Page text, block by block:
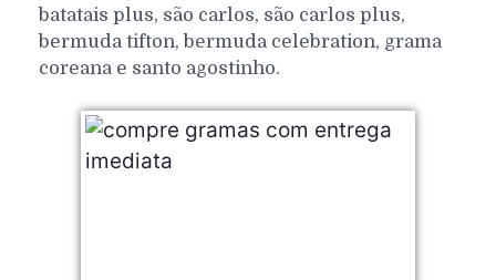
batatais plus, são carlos, são carlos plus,
bermuda tifton, bermuda celebration, grama
coreana e santo agostinho.